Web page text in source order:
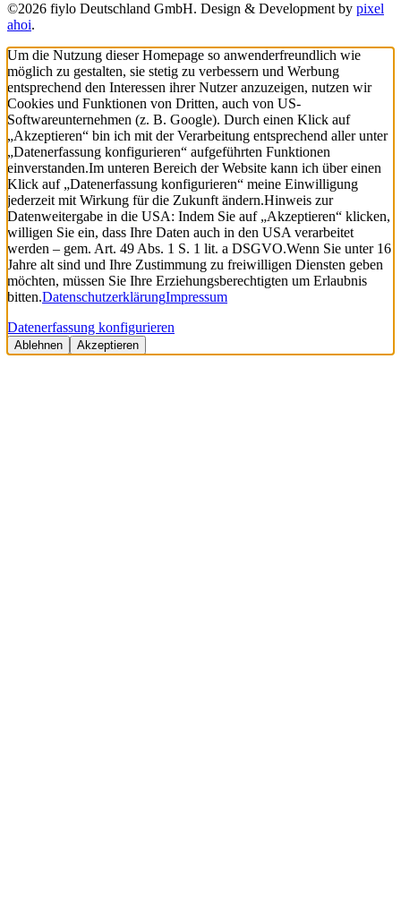
©2026 fiylo Deutschland GmbH. Design & Development by pixel
ahoi.
Um die Nutzung dieser Homepage so anwenderfreundlich wie
möglich zu gestalten, sie stetig zu verbessern und Werbung
entsprechend den Interessen ihrer Nutzer anzuzeigen, nutzen wir
Cookies und Funktionen von Dritten, auch von US-
Softwareunternehmen (z. B. Google). Durch einen Klick auf
„Akzeptieren“ bin ich mit der Verarbeitung entsprechend aller unter
„Datenerfassung konfigurieren“ aufgeführten Funktionen
einverstanden.Im unteren Bereich der Website kann ich über einen
Klick auf „Datenerfassung konfigurieren“ meine Einwilligung
jederzeit mit Wirkung für die Zukunft ändern.Hinweis zur
Datenweitergabe in die USA: Indem Sie auf „Akzeptieren“ klicken,
willigen Sie ein, dass Ihre Daten auch in den USA verarbeitet
werden – gem. Art. 49 Abs. 1 S. 1 lit. a DSGVO.Wenn Sie unter 16
Jahre alt sind und Ihre Zustimmung zu freiwilligen Diensten geben
möchten, müssen Sie Ihre Erziehungsberechtigten um Erlaubnis
bitten.DatenschutzerklärungImpressum
Datenerfassung konfigurieren
Ablehnen Akzeptieren